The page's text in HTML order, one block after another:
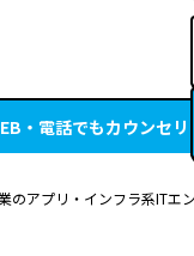
・電話でもカウンセリ
のアプリ・インフラ系ITエ